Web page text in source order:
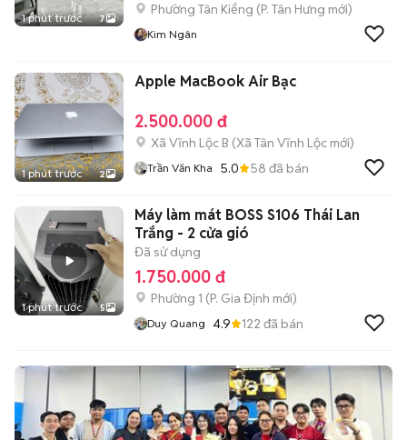
1 phút trước 7
Phường Tân Kiểng (P. Tân Hưng mới)
Kim Ngân
1 phút trước 2
Apple MacBook Air Bạc
2.500.000 đ
Xã Vĩnh Lộc B (Xã Tân Vĩnh Lộc mới)
Trần Văn Kha 5.0 58 đã bán
1 phút trước 5
Máy làm mát BOSS S106 Thái Lan
Trắng - 2 cửa gió
Đã sử dụng
1.750.000 đ
Phường 1 (P. Gia Định mới)
Duy Quang 4.9 122 đã bán